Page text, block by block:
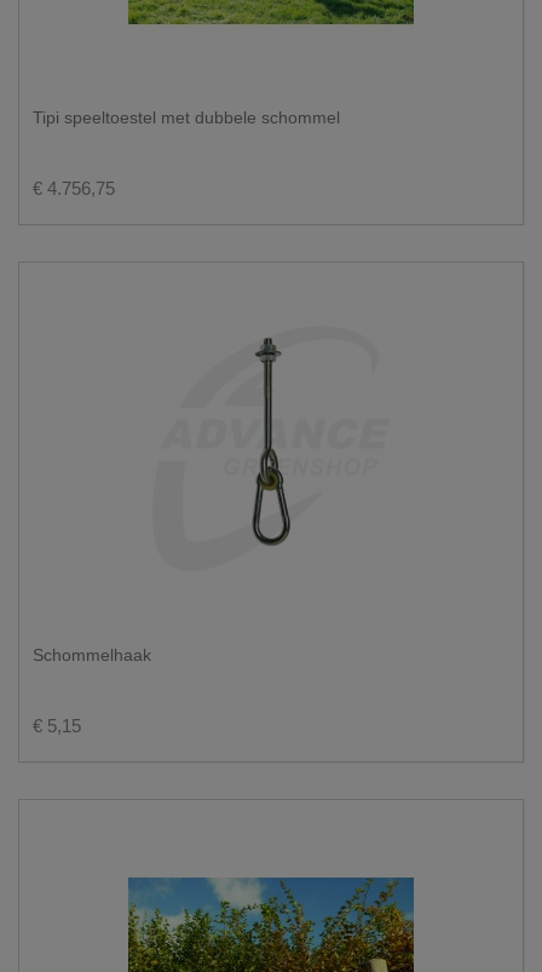
Tipi speeltoestel met dubbele schommel
€ 4.756,75
Schommelhaak
€ 5,15